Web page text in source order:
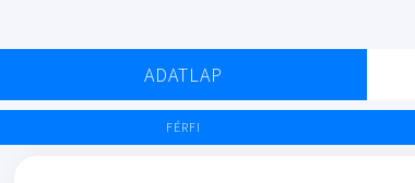
ADATLAP
FÉRFI